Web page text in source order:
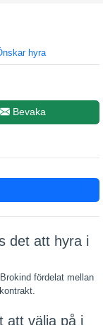
hyra
Bevaka
det att hyra i
fördelat mellan
att välja på i